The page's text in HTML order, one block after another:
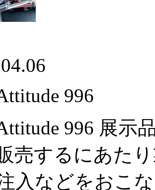
996
996 展示
売するにあた
入などをおこ